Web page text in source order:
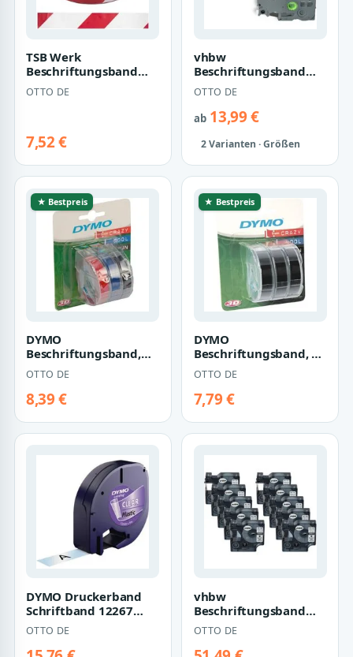
TSB Werk
Beschriftungsband
Absperrband
Trassenband
OTTO DE
7,52 €
vhbw
Beschriftungsband
passend für Brother
PT H107B, H101TB,
H105, H10…
OTTO DE
ab13,99 €
2 Varianten · Größen
★ Bestpreis
DYMO
Beschriftungsband,
3D-Prägeband 9,00
mm x 2,00 m
OTTO DE
8,39 €
★ Bestpreis
DYMO
Beschriftungsband, 3D
Prägeband 9 mm x 3
m
OTTO DE
7,79 €
DYMO Druckerband
Schriftband 12267
Plastic Transparent
(S0721530)
OTTO DE
vhbw
Beschriftungsband
passend für Dymo
LabelManager 100,
210D, 120P,…
OTTO DE